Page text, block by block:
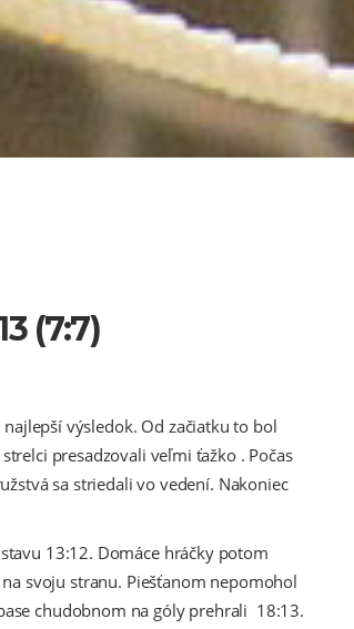
(7:7)
výsledok. Od začiatku to bol
presadzovali veľmi ťažko . Počas
sa striedali vo vedení. Nakoniec
13:12. Domáce hráčky potom
svoju stranu. Piešťanom nepomohol
chudobnom na góly prehrali 18:13.